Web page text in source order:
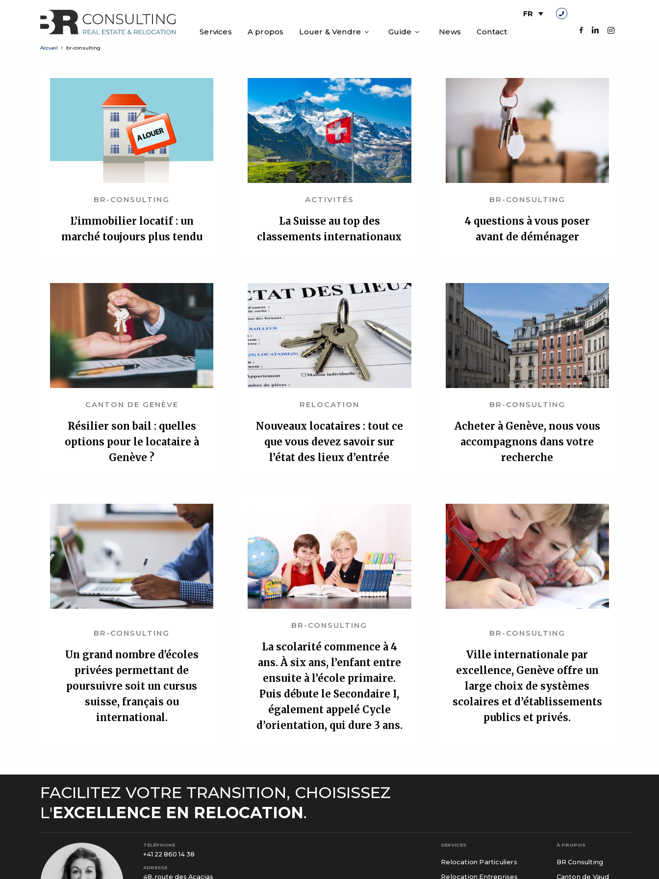
Services A propos Louer & Vendre Guide News Contact
FR
Accueil br-consulting
BR-CONSULTING
L’immobilier locatif : un
marché toujours plus tendu
ACTIVITÉS
La Suisse au top des
classements internationaux
BR-CONSULTING
4 questions à vous poser
avant de déménager
CANTON DE GENÈVE
Résilier son bail : quelles
options pour le locataire à
Genève ?
RELOCATION
Nouveaux locataires : tout ce
que vous devez savoir sur
l’état des lieux d’entrée
BR-CONSULTING
Acheter à Genève, nous vous
accompagnons dans votre
recherche
BR-CONSULTING
Un grand nombre d'écoles
privées permettant de
poursuivre soit un cursus
suisse, français ou
international.
BR-CONSULTING
La scolarité commence à 4
ans. À six ans, l’enfant entre
ensuite à l’école primaire.
Puis débute le Secondaire I,
également appelé Cycle
d’orientation, qui dure 3 ans.
BR-CONSULTING
Ville internationale par
excellence, Genève offre un
large choix de systèmes
scolaires et d’établissements
publics et privés.
FACILITEZ VOTRE TRANSITION, CHOISISSEZ
L'EXCELLENCE EN RELOCATION.
TÉLÉPHONE
+41 22 860 14 38
ADRESSE
48, route des Acacias
SERVICES
Relocation Particuliers
Relocation Entreprises
À PROPOS
BR Consulting
Canton de Vaud